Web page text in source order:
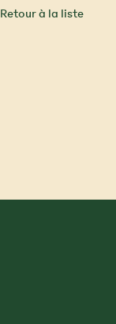
Retour à la liste